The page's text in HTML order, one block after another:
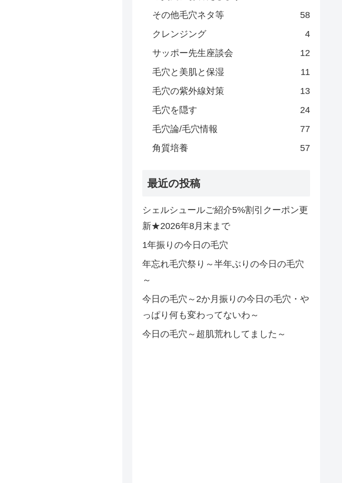
その他毛穴ネタ等
58
クレンジング
4
サッポー先生座談会
12
毛穴と美肌と保湿
11
毛穴の紫外線対策
13
毛穴を隠す
24
毛穴論/毛穴情報
77
角質培養
57
最近の投稿
シェルシュールご紹介5%割引クーポン更
新★2026年8月末まで
1年振りの今日の毛穴
年忘れ毛穴祭り～半年ぶりの今日の毛穴
～
今日の毛穴～2か月振りの今日の毛穴・や
っぱり何も変わってないわ～
今日の毛穴～超肌荒れしてました～